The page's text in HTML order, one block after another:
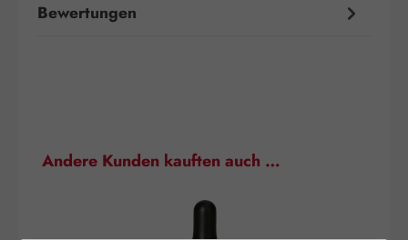
Bewertungen
Produktgalerie überspringen
Andere Kunden kauften auch …